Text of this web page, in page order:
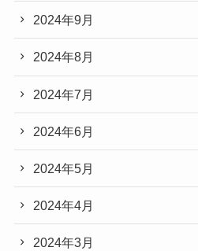
2024年9月
2024年8月
2024年7月
2024年6月
2024年5月
2024年4月
2024年3月